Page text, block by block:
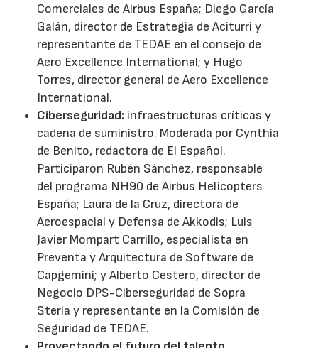
Comerciales de Airbus España; Diego García
Galán, director de Estrategia de Aciturri y
representante de TEDAE en el consejo de
Aero Excellence International; y Hugo
Torres, director general de Aero Excellence
International.
Ciberseguridad: infraestructuras críticas y
cadena de suministro. Moderada por Cynthia
de Benito, redactora de El Español.
Participaron Rubén Sánchez, responsable
del programa NH90 de Airbus Helicopters
España; Laura de la Cruz, directora de
Aeroespacial y Defensa de Akkodis; Luis
Javier Mompart Carrillo, especialista en
Preventa y Arquitectura de Software de
Capgemini; y Alberto Cestero, director de
Negocio DPS-Ciberseguridad de Sopra
Steria y representante en la Comisión de
Seguridad de TEDAE.